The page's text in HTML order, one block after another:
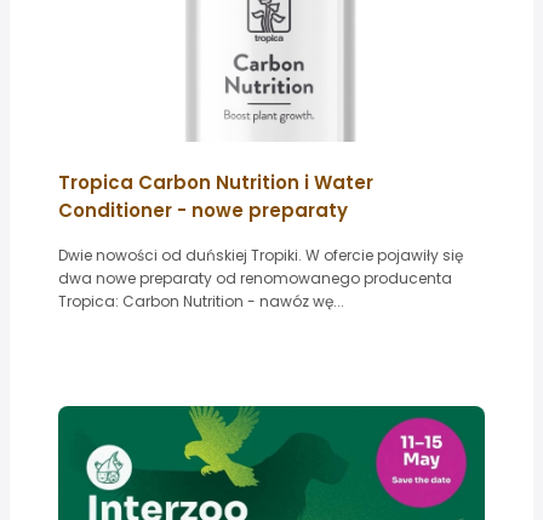
Tropica Carbon Nutrition i Water
Conditioner - nowe preparaty
Dwie nowości od duńskiej Tropiki. W ofercie pojawiły się
dwa nowe preparaty od renomowanego producenta
Tropica: Carbon Nutrition - nawóz wę...